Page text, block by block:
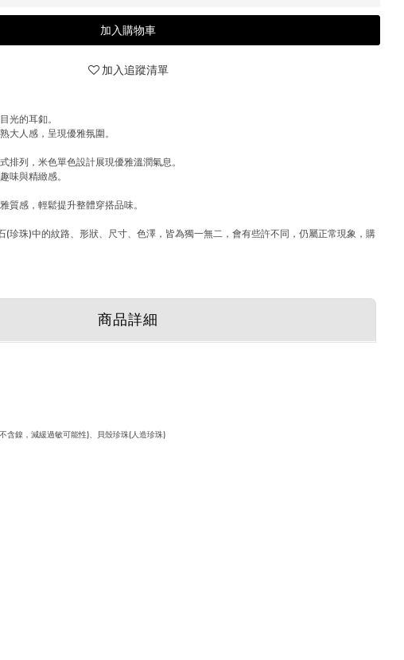
加入購物車
加入追蹤清單
光的耳釦。
大人感，呈現優雅氛圍。
排列，米色單色設計展現優雅溫潤氣息。
味與精緻感。
質感，輕鬆提升整體穿搭品味。
珍珠)中的紋路、形狀、尺寸、色澤，皆為獨一無二，會有些許不同，仍屬正常現象，購
商品詳細
含鎳，減緩過敏可能性)、貝殼珍珠(人造珍珠)